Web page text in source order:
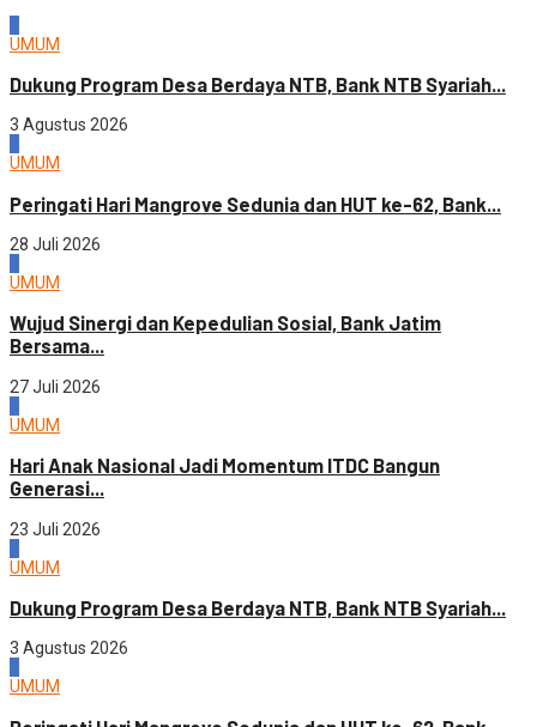
UMUM
Dukung Program Desa Berdaya NTB, Bank NTB Syariah...
3 Agustus 2026
UMUM
Peringati Hari Mangrove Sedunia dan HUT ke-62, Bank...
28 Juli 2026
UMUM
Wujud Sinergi dan Kepedulian Sosial, Bank Jatim
Bersama...
27 Juli 2026
UMUM
Hari Anak Nasional Jadi Momentum ITDC Bangun
Generasi...
23 Juli 2026
UMUM
Dukung Program Desa Berdaya NTB, Bank NTB Syariah...
3 Agustus 2026
UMUM